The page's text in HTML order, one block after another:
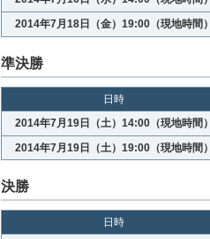
2014年7月18日（金）19:00（現地時間）
準決勝
日時
2014年7月19日（土）14:00（現地時間）
2014年7月19日（土）19:00（現地時間）
決勝
日時